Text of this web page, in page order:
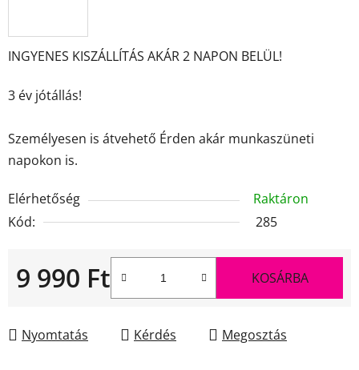
INGYENES KISZÁLLÍTÁS AKÁR 2 NAPON BELÜL!
3 év jótállás!
Személyesen is átvehető Érden akár munkaszüneti
napokon is.
Elérhetőség
Raktáron
Kód:
285
9 990 Ft KOSÁRBA
Nyomtatás Kérdés Megosztás